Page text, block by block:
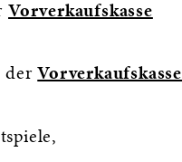
Vorverkaufskasse
der Vorverkaufskasse